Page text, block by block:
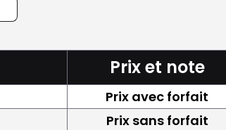
Prix et note
Prix avec forfait
Prix sans forfait